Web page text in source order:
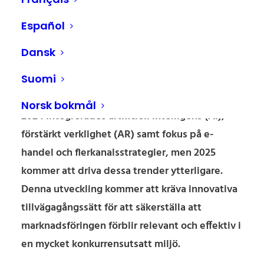
Español
Dansk
Suomi
Norsk bokmål
detaljhandeln utvecklas snabbt och
återspeglar tekniska framsteg,
konsumentpreferenser och hållbarhet. Under
2024 integrerades artificiell intelligens (AI),
förstärkt verklighet (AR) samt fokus på e-
handel och flerkanalsstrategier, men 2025
kommer att driva dessa trender ytterligare.
Denna utveckling kommer att kräva innovativa
tillvägagångssätt för att säkerställa att
marknadsföringen förblir relevant och effektiv i
en mycket konkurrensutsatt miljö.